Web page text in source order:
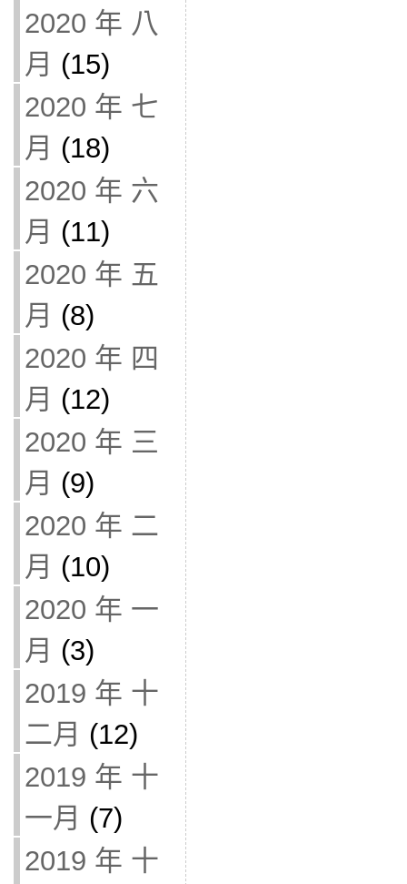
2020 年 八
月 (15)
2020 年 七
月 (18)
2020 年 六
月 (11)
2020 年 五
月 (8)
2020 年 四
月 (12)
2020 年 三
月 (9)
2020 年 二
月 (10)
2020 年 一
月 (3)
2019 年 十
二月 (12)
2019 年 十
一月 (7)
2019 年 十